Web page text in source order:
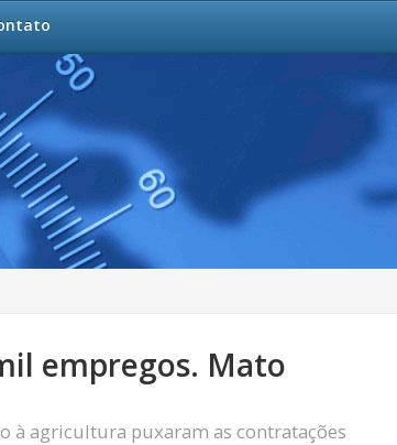
empregos. Mato
à agricultura puxaram as contratações